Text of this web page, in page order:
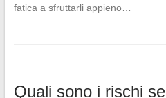
fatica a sfruttarli appieno…
Quali sono i rischi se